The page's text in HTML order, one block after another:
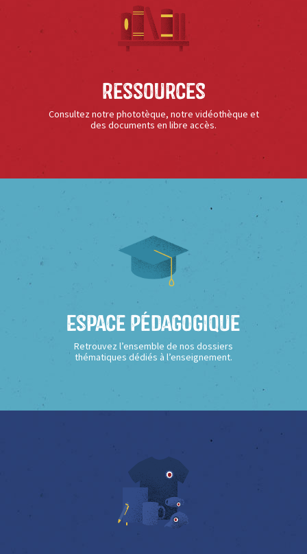
Ressources
Consultez notre phototèque, notre vidéothèque et
des documents en libre accès.
Espace Pédagogique
Retrouvez l’ensemble de nos dossiers
thématiques dédiés à l’enseignement.